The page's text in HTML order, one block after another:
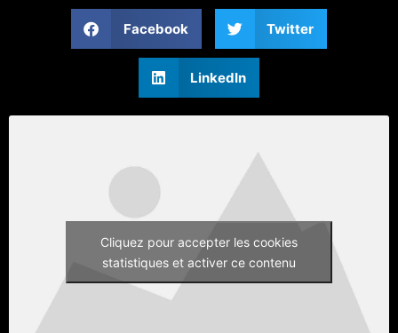
Facebook Twitter
LinkedIn
Cliquez pour accepter les cookies
statistiques et activer ce contenu